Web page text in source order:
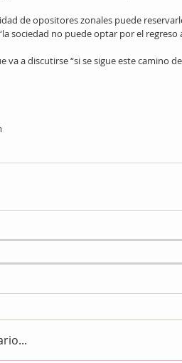
de opositores zonales puede
sociedad no puede optar por el regreso
va a discutirse “si se sigue este camino